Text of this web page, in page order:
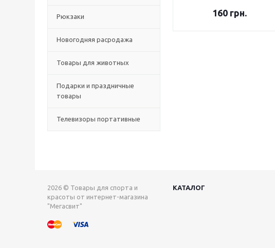
Рюкзаки
Новогодняя расродажа
Товары для животных
Подарки и праздничные
товары
Телевизоры портативные
160 грн.
2026 © Товары для спорта и
красоты от интернет-магазина
"Мегасвит"
КАТАЛОГ